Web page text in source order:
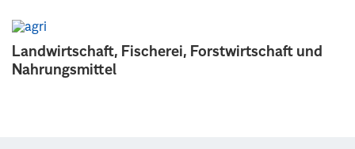
Landwirtschaft, Fischerei, Forstwirtschaft und
Nahrungsmittel